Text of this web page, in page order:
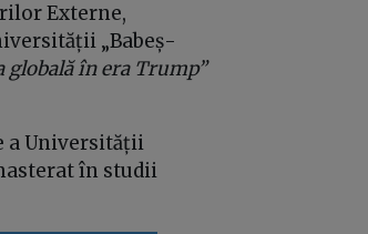
Externe,
„Babeș-
în era Trump”
a Universității
în studii